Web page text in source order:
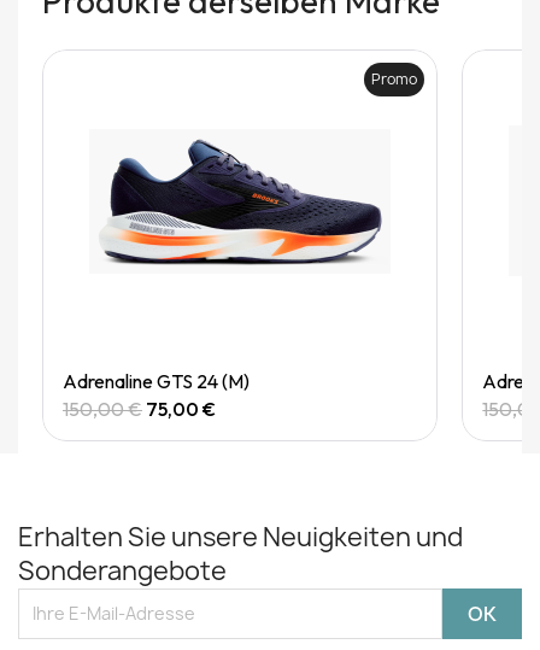
Quick View
Promo
Adrenaline GTS 24 (M)
150,00 € 75,00 €
Erhalten Sie unsere Neuigkeiten und
Sonderangebote